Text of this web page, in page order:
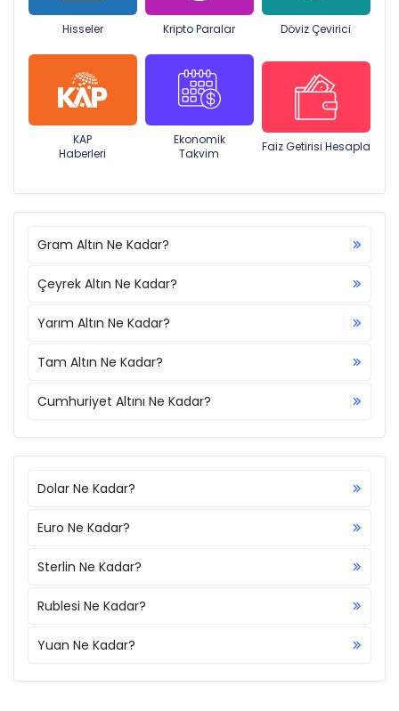
Hisseler Kripto Paralar Döviz Çevirici
KAP
Haberleri
Ekonomik
Takvim
Faiz Getirisi Hesapla
Gram Altın Ne Kadar?
Çeyrek Altın Ne Kadar?
Yarım Altın Ne Kadar?
Tam Altın Ne Kadar?
Cumhuriyet Altını Ne Kadar?
Dolar Ne Kadar?
Euro Ne Kadar?
Sterlin Ne Kadar?
Rublesi Ne Kadar?
Yuan Ne Kadar?